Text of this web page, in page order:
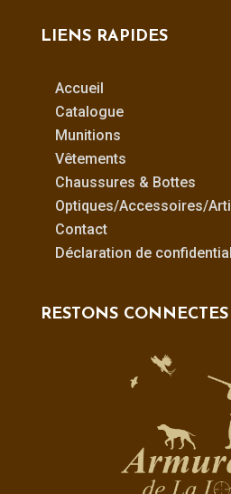
LIENS RAPIDES
Accueil
Catalogue
Munitions
Vêtements
Chaussures & Bottes
Optiques/Accessoires/
Contact
Déclaration de
RESTONS CONNECTES